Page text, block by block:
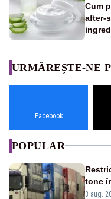
Cum
after-
URMĂREȘTE-NE
Facebook
POPULAR
tone
este
3 aug.